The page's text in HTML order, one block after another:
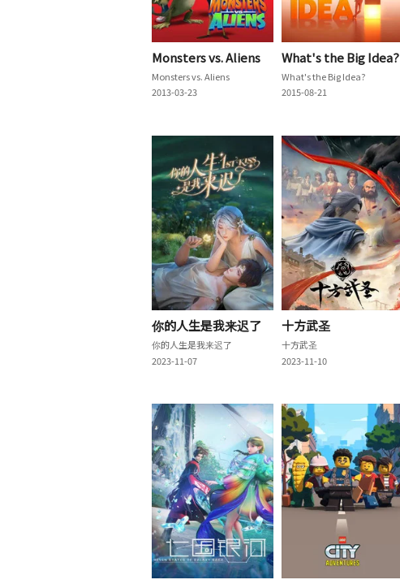
Monsters vs. Aliens
Monsters vs. Aliens
2013-03-23
What's the Big Idea?
What's the Big Idea?
2015-08-21
你的人生是我来迟了
你的人生是我来迟了
2023-11-07
十方武圣
十方武圣
2023-11-10